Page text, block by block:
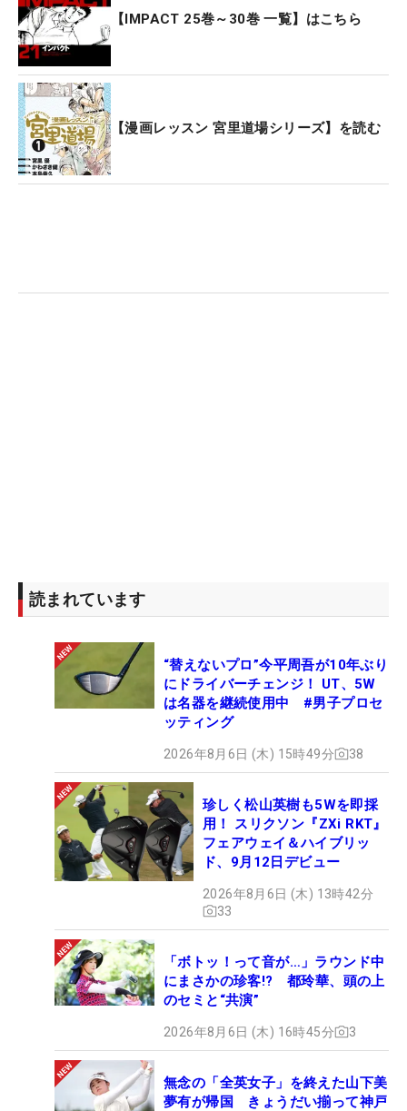
【IMPACT 25巻～30巻 一覧】はこちら
【漫画レッスン 宮里道場シリーズ】を読む
読まれています
“替えないプロ”今平周吾が10年ぶり
にドライバーチェンジ！ UT、5W
は名器を継続使用中 #男子プロセ
ッティング
2026年8月6日 (木) 15時49分 38
珍しく松山英樹も5Wを即採
用！ スリクソン『ZXi RKT』
フェアウェイ＆ハイブリッ
ド、9月12日デビュー
2026年8月6日 (木) 13時42分
33
「ボトッ！って音が…」ラウンド中
にまさかの珍客!? 都玲華、頭の上
のセミと“共演”
2026年8月6日 (木) 16時45分 3
無念の「全英女子」を終えた山下美
夢有が帰国 きょうだい揃って神戸